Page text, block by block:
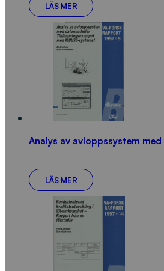
LÄS MER
Analys av avloppssystem
LÄS MER